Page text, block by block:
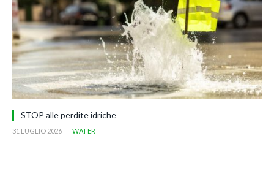
STOP alle perdite idriche
31 LUGLIO 2026 WATER